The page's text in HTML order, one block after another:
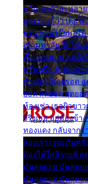
หวั่น ตกตัวละหลา
และต้องรู้ว่า เด็กใ
ยวน กวนโอ๊ยพอได้
เข้ามหาลัย จิ๊กโก๊
เรื่องแน่นอน แต่ฉั
พรั่นพรือ มันตอบว่า
ด้วยกัน ก็เลยรอด
ยอด สุดยอด สุดยอ
ห้องเช่า เธอผิวขา
จริงเธอ อยู่ห้องข้า
ทองแดง กลับจาก
สองเรา เจอะกันค
ต้องให้ใส่ลีวายส์
มันสุดยอด มันสุดย
มันสุดยอด มันสุดย